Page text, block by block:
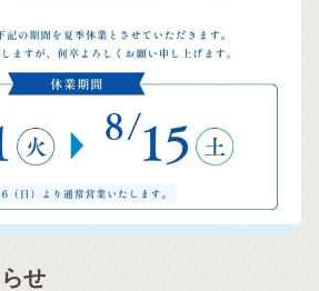
せ